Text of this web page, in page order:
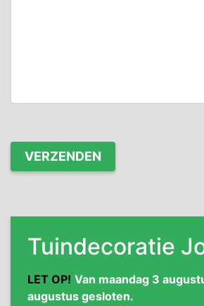
Tuindecoratie
LET OP! Van maandag 3
augustus gesloten.